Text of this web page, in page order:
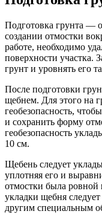
Подготовка грунта —
создании отмостки
работе, необходимо
поверхности участка.
грунт и уровнять его
После подготовки
щебнем. Для этого на
геобезопасность,
и сохранить форму
геобезопасность
10 см.
Щебень следует
уплотняя его и
отмостки была ровной
укладки щебня
другим специальным